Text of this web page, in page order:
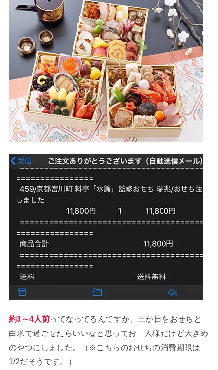
約3～4人前ってなってるんですが、三が日をおせちと
白米で過ごせたらいいなと思ってお一人様だけど大きめ
のやつにしました。（※こちらのおせちの消費期限は
1/2だそうです。）